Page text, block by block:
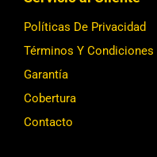
Políticas De Privacidad
Términos Y Condiciones
Garantía
Cobertura
Contacto